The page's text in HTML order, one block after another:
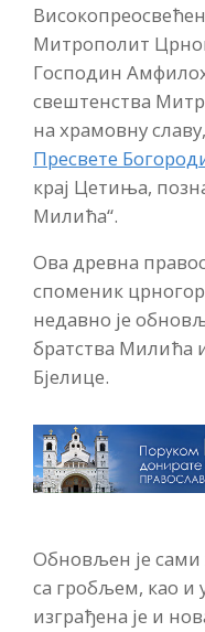
Митрополит
Господин
свештенства
на храмовну
Пресвете
крај Цетиња,
Милића“.
Ова древна
споменик
недавно је
братства Милића
Бјелице.
Обновљен је сами
са гробљем, као и
изграђена је и